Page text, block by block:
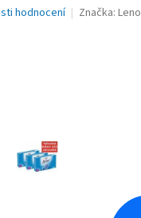
hodnocení Značka: